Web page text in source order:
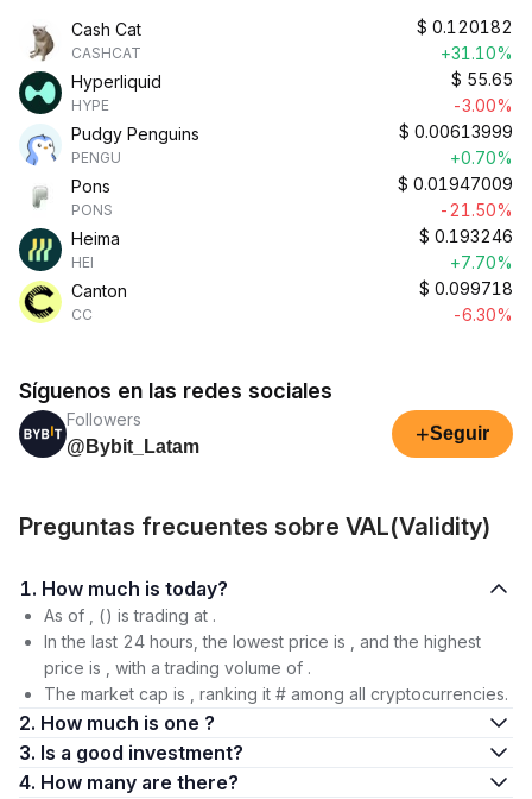
Cash Cat
CASHCAT
$ 0.120182
+31.10%
Hyperliquid
HYPE
$ 55.65
-3.00%
Pudgy Penguins
PENGU
$ 0.00613999
+0.70%
Pons
PONS
$ 0.01947009
-21.50%
Heima
HEI
$ 0.193246
+7.70%
Canton
CC
$ 0.099718
-6.30%
Síguenos en las redes sociales
Followers
@Bybit_Latam
+Seguir
Preguntas frecuentes sobre VAL(Validity)
1. How much is today?
As of , () is trading at .
In the last 24 hours, the lowest price is , and the highest
price is , with a trading volume of .
The market cap is , ranking it # among all cryptocurrencies.
2. How much is one ?
3. Is a good investment?
4. How many are there?